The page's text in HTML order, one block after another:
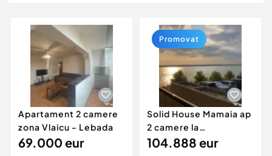
Animale de companie
Afaceri și echipamente profesionale
Inchiriere Bunuri si Vehicule
Piese auto si accesorii
Dacia Duster
Apartament 2 camere
zona Vlaicu - Lebada
69.000 eur
Solid House Mamaia ap
2 camere la
cheie,langa Mega
104.888 eur
Promovat